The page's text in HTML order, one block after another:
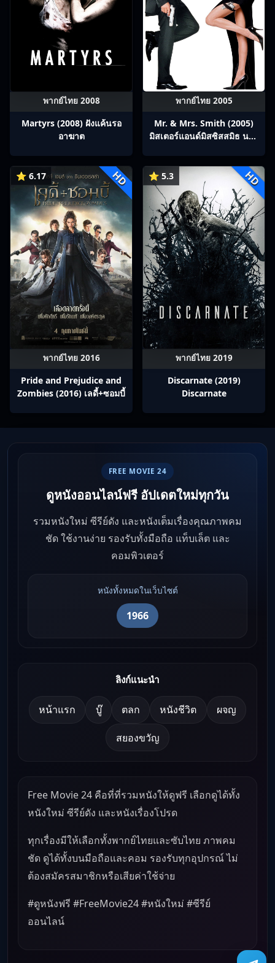
พากย์ไทย 2008
Martyrs (2008) ฝังแค้นรอ
อาฆาต
พากย์ไทย 2005
Mr. & Mrs. Smith (2005)
มิสเตอร์แอนด์มิสซิสสมิธ นาย
⭐ 6.17 HD
พากย์ไทย 2016
Pride and Prejudice and
Zombies (2016) เลดี้+ซอมบี้
⭐ 5.3 HD
พากย์ไทย 2019
Discarnate (2019)
Discarnate
FREE MOVIE 24
ดูหนังออนไลน์ฟรี อัปเดตใหม่ทุกวัน
รวมหนังใหม่ ซีรีย์ดัง และหนังเต็มเรื่องคุณภาพคม
ชัด ใช้งานง่าย รองรับทั้งมือถือ แท็บเล็ต และ
คอมพิวเตอร์
หนังทั้งหมดในเว็บไซต์
1966
ลิงก์แนะนำ
หน้าแรก บู๊ ตลก หนังชีวิต ผจญ
สยองขวัญ
Free Movie 24 คือที่ที่รวมหนังให้ดูฟรี เลือกดูได้ทั้ง
หนังใหม่ ซีรีย์ดัง และหนังเรื่องโปรด
ทุกเรื่องมีให้เลือกทั้งพากย์ไทยและซับไทย ภาพคม
ชัด ดูได้ทั้งบนมือถือและคอม รองรับทุกอุปกรณ์ ไม่
ต้องสมัครสมาชิกหรือเสียค่าใช้จ่าย
#ดูหนังฟรี #FreeMovie24 #หนังใหม่ #ซีรีย์
ออนไลน์